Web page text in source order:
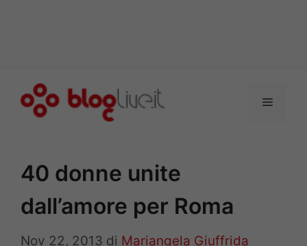
Menu
40 donne unite
dall’amore per Roma
Nov 22, 2013 di Mariangela Giuffrida